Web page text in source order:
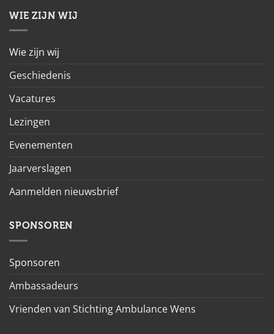
WIE ZIJN WIJ
Wie zijn wij
Geschiedenis
Vacatures
Lezingen
Evenementen
Jaarverslagen
Aanmelden nieuwsbrief
SPONSOREN
Sponsoren
Ambassadeurs
Vrienden van Stichting Ambulance Wens